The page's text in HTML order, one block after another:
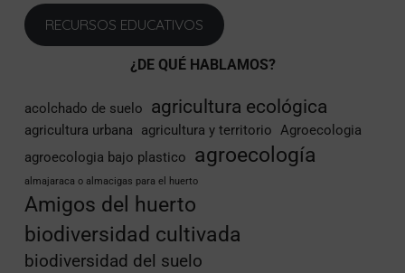
RECURSOS EDUCATIVOS
¿DE QUÉ HABLAMOS?
acolchado de suelo agricultura ecológica
agricultura urbana agricultura y territorio Agroecologia
agroecologia bajo plastico
agroecología
almajaraca o almacigas para el huerto
Amigos del huerto
biodiversidad cultivada
biodiversidad del suelo